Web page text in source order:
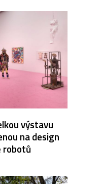
výstavu
na design
robotů